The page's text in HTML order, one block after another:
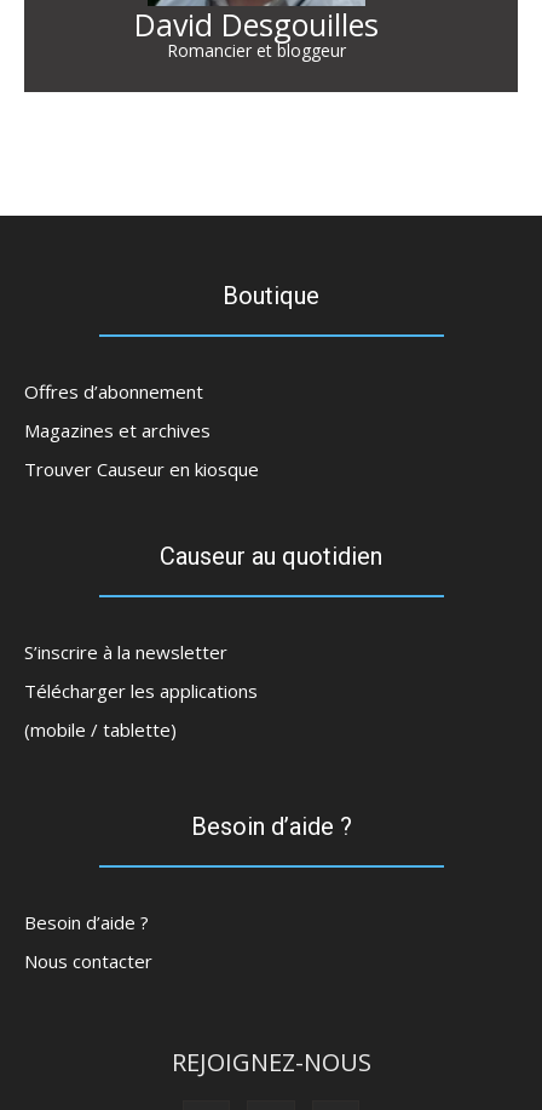
David Desgouilles
Romancier et bloggeur
Boutique
Offres d’abonnement
Magazines et archives
Trouver Causeur en kiosque
Causeur au quotidien
S’inscrire à la newsletter
Télécharger les applications
(mobile / tablette)
Besoin d’aide ?
Besoin d’aide ?
Nous contacter
REJOIGNEZ-NOUS